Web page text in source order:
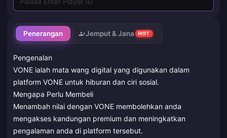
Penerangan Jemput & Jana HOT
Pengenalan
VONE ialah mata wang digital yang digunakan dalam
platform VONE untuk hiburan dan ciri sosial.
Mengapa Perlu Membeli
Menambah nilai dengan VONE membolehkan anda
mengakses kandungan premium dan meningkatkan
pengalaman anda di platform tersebut.